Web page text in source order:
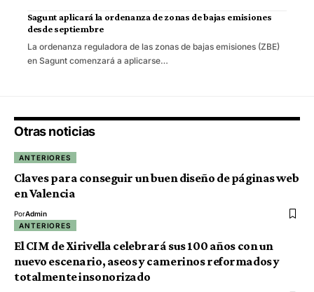
Sagunt aplicará la ordenanza de zonas de bajas emisiones
desde septiembre
La ordenanza reguladora de las zonas de bajas emisiones (ZBE)
en Sagunt comenzará a aplicarse…
Otras noticias
ANTERIORES
Claves para conseguir un buen diseño de páginas web
en Valencia
PorAdmin
ANTERIORES
El CIM de Xirivella celebrará sus 100 años con un
nuevo escenario, aseos y camerinos reformados y
totalmente insonorizado